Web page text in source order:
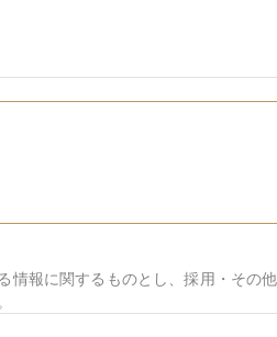
情報に関するものとし、採用・その